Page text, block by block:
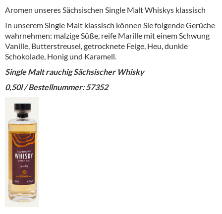
Aromen unseres Sächsischen Single Malt Whiskys klassisch
In unserem Single Malt klassisch können Sie folgende Gerüche
wahrnehmen: malzige Süße, reife Marille mit einem Schwung
Vanille, Butterstreusel, getrocknete Feige, Heu, dunkle
Schokolade, Honig und Karamell.
Single Malt rauchig Sächsischer Whisky
0,50l / Bestellnummer: 57352